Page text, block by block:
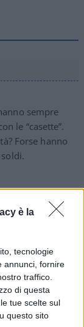
è la
tecnologie
annunci, fornire
traffico.
di questa
tue scelte sul
questo sito
sempre
le “casette”.
Forse hanno
vari premi,da
tutti
le risposte